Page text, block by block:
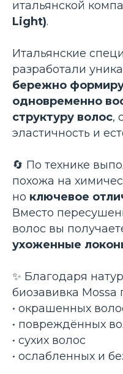
итальянской
Light).
Итальянские
разработали
бережно
одновременно
структуру волос,
эластичность и
🔄 По технике
похожа на
но ключевое
Вместо
волос вы
ухоженные
✨ Благодаря
биозавивка Mossa
• окрашенных
• повреждённых
• сухих волос
• ослабленных и